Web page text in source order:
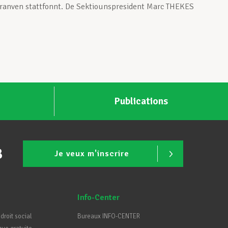
stattfonnt. De Sektiounspresident Marc THEKES
Publications
Je veux m'inscrire
social
Info-Center
Bureaux INFO-CENTER